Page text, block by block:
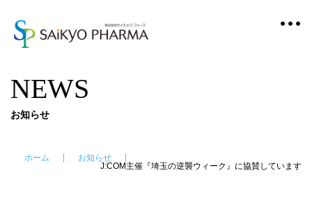
NEWS
お知らせ
ホーム
お知らせ
J:COM主催『埼玉の逆襲ウィーク』に協賛しています